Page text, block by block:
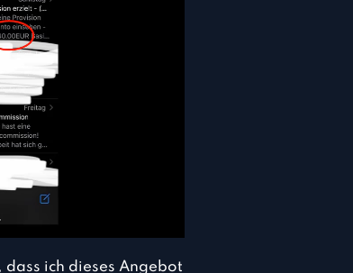
ich dieses Angebot